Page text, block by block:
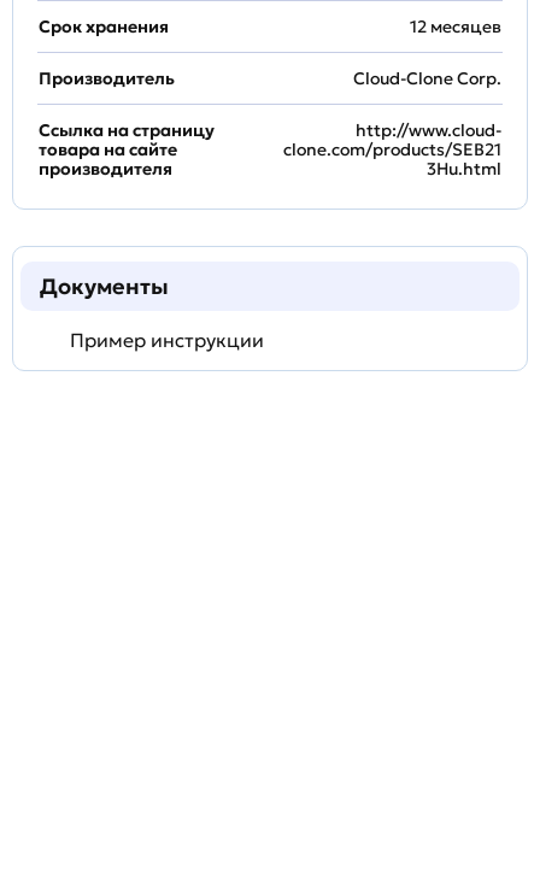
Срок хранения 12 месяцев
Производитель Cloud-Clone Corp.
Ссылка на страницу
товара на сайте
производителя
http://www.cloud-
clone.com/products/SEB21
3Hu.html
Документы
Пример инструкции